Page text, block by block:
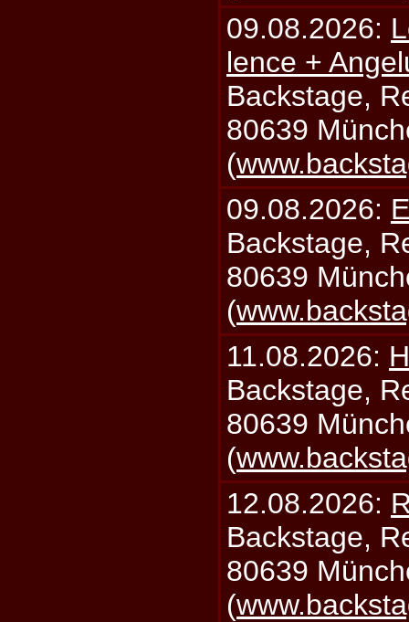
09.08.2026:
lence +
Backstage,
80639
(
09.08.2026:
Backstage,
80639
(
11.08.2026:
Backstage,
80639
(
12.08.2026:
Backstage,
80639
(